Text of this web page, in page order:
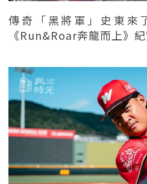
傳奇「黑將軍」史東來
《Run&Roar奔龍而上》